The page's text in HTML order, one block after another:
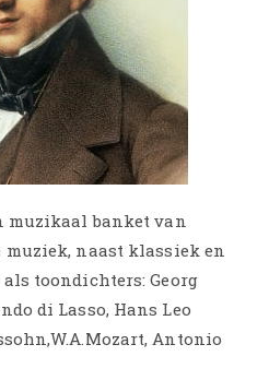
muzikaal banket van
naast klassiek en
toondichters: Georg
di Lasso, Hans Leo
Antonio